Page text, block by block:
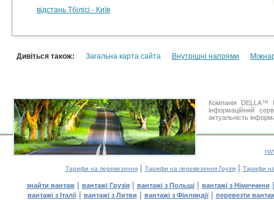
відстань Тбілісі - Київ
Дивіться також: Загальна карта сайта Внутрішні напрями
Компанія DELLA™
інформаційний
актуальність
Тарифи на перевезення| Тарифи на перевезення Грузія| Тарифи
знайти вантаж | вантажі Грузія | вантажі з Польщі | вантажі з Німеччини
вантажі з Італії| вантажі з Литви | вантажі з Фінляндії| перевезти